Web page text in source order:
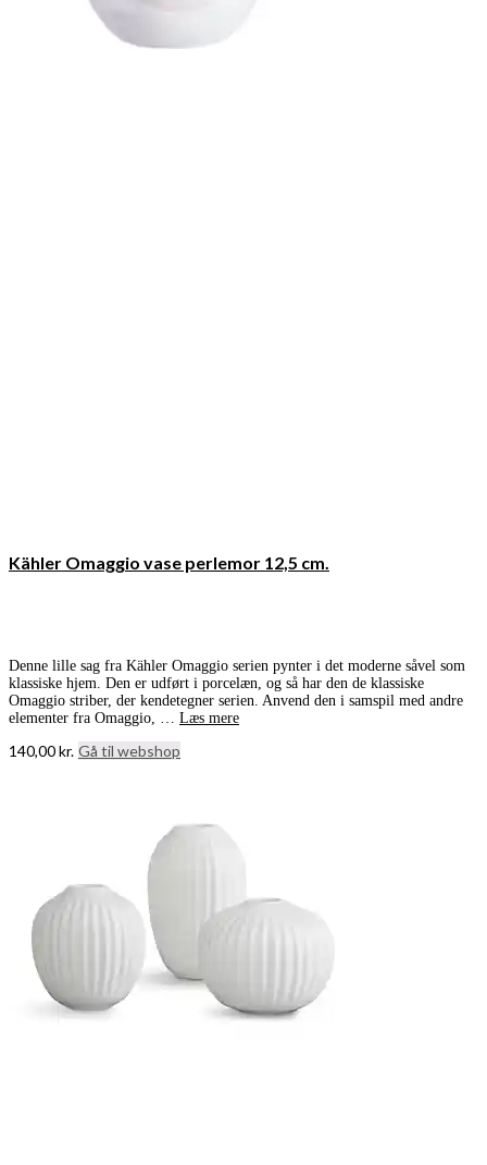
Kähler Omaggio vase perlemor 12,5 cm.
Denne lille sag fra Kähler Omaggio serien pynter i det moderne såvel som
klassiske hjem. Den er udført i porcelæn, og så har den de klassiske
Omaggio striber, der kendetegner serien. Anvend den i samspil med andre
elementer fra Omaggio, … Læs mere
140,00kr. Gå til webshop